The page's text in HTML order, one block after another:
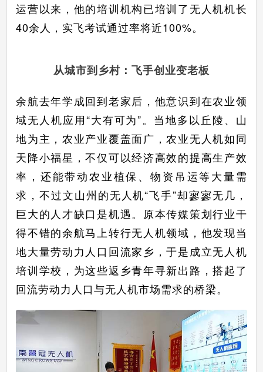
运营以来，他的培训机构已培训了无人机机长
40余人，实飞考试通过率将近100%。
从城市到乡村：飞手创业变老板
余航去年学成回到老家后，他意识到在农业领
域无人机应用“大有可为”。当地多以丘陵、山
地为主，农业产业覆盖面广，农业无人机如同
天降小福星，不仅可以经济高效的提高生产效
率，还能带动农业植保、物资吊运等大量需
求，不过文山州的无人机“飞手”却寥寥无几，
巨大的人才缺口是机遇。原本传媒策划行业干
得不错的余航马上转行无人机领域，他发现当
地大量劳动力人口回流家乡，于是成立无人机
培训学校，为这些返乡青年寻新出路，搭起了
回流劳动力人口与无人机市场需求的桥梁。